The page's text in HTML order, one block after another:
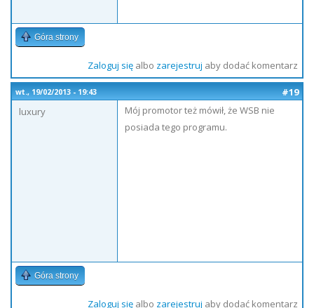
Góra strony
Zaloguj sięalbo zarejestruj aby dodać komentarz
wt., 19/02/2013 - 19:43
#19
luxury
Mój promotor też mówił, że WSB nie
posiada tego programu.
Góra strony
Zaloguj sięalbo zarejestruj aby dodać komentarz